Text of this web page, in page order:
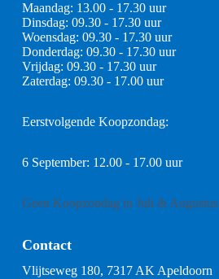
Maandag: 13.00 - 17.30 uur
Dinsdag: 09.30 - 17.30 uur
Woensdag: 09.30 - 17.30 uur
Donderdag: 09.30 - 17.30 uur
Vrijdag: 09.30 - 17.30 uur
Zaterdag: 09.30 - 17.00 uur
Eerstvolgende Koopzondag:
6 September: 12.00 - 17.00 uur
Geen Koopzondag in Juli & Augustus
Contact
Vlijtseweg 180, 7317 AK Apeldoorn